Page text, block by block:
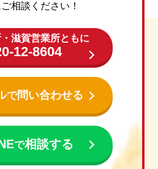
相談ください！
滋賀営業所ともに
12-8604
で問い合わせる
で相談する